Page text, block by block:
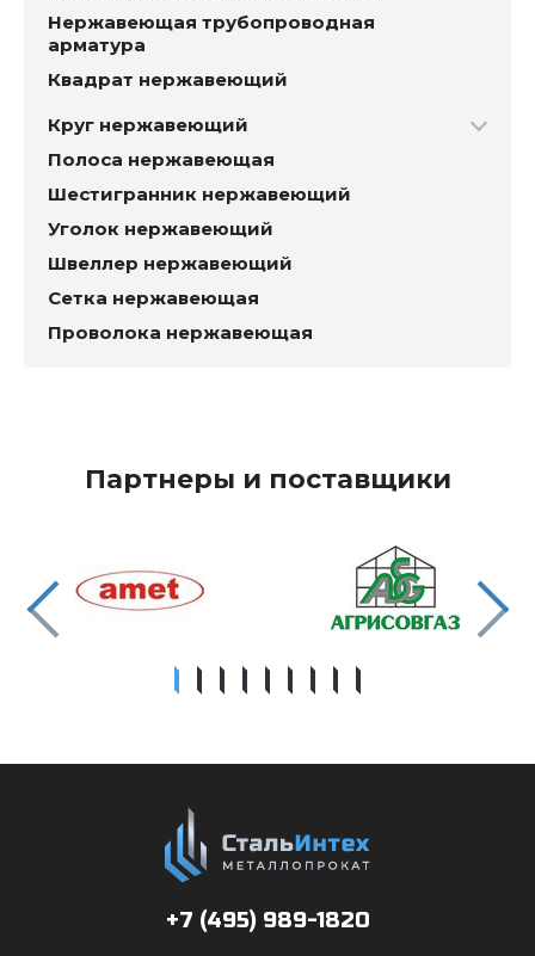
Нержавеющая трубопроводная
арматура
Квадрат нержавеющий
Круг нержавеющий
Полоса нержавеющая
Шестигранник нержавеющий
Уголок нержавеющий
Швеллер нержавеющий
Сетка нержавеющая
Проволока нержавеющая
Партнеры и поставщики
+7 (495)989-1820